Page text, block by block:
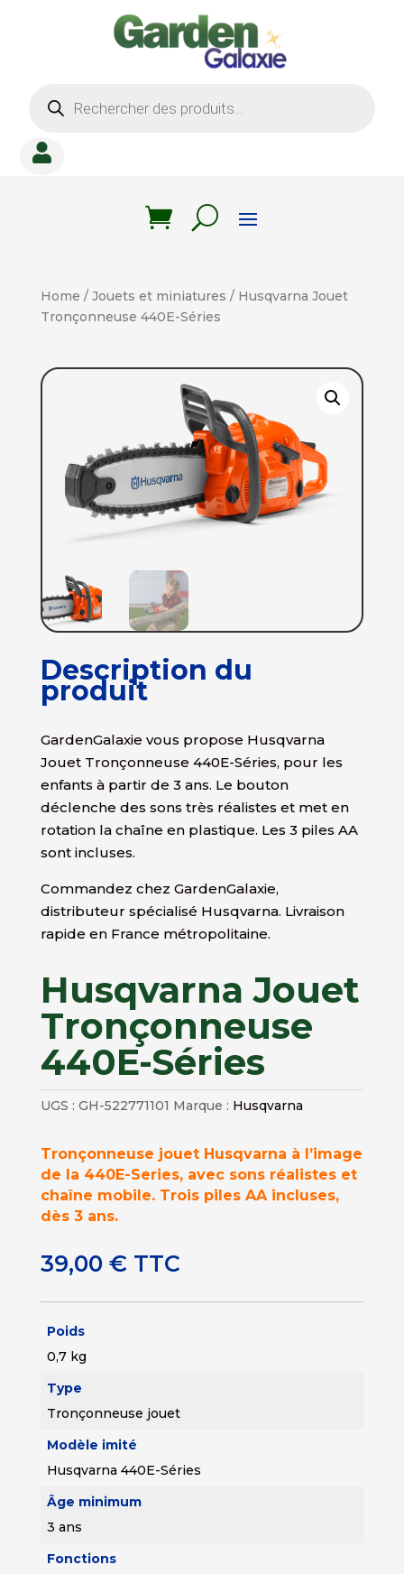
produits

Home / Jouets et miniatures / Husqvarna Jouet
Tronçonneuse 440E-Séries
Description du
produit
GardenGalaxie vous propose Husqvarna
Jouet Tronçonneuse 440E-Séries, pour les
enfants à partir de 3 ans. Le bouton
déclenche des sons très réalistes et met en
rotation la chaîne en plastique. Les 3 piles AA
sont incluses.
Commandez chez GardenGalaxie,
distributeur spécialisé Husqvarna. Livraison
rapide en France métropolitaine.
Husqvarna Jouet
Tronçonneuse
440E-Séries
UGS : GH-522771101 Marque : Husqvarna
Tronçonneuse jouet Husqvarna à l’image
de la 440E-Series, avec sons réalistes et
chaîne mobile. Trois piles AA incluses,
dès 3 ans.
39,00 € TTC
Poids
0,7 kg
Type
Tronçonneuse jouet
Modèle imité
Husqvarna 440E-Séries
Âge minimum
3 ans
Fonctions